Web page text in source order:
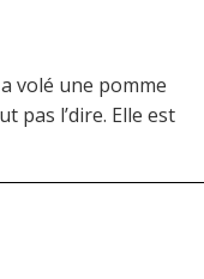
a volé une pomme
pas l’dire. Elle est